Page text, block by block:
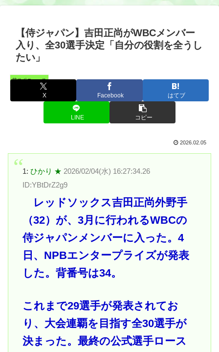
【侍ジャパン】吉田正尚がWBCメンバー
入り、全30選手決定「自分の役割を全うし
たい」
芸スポニュース
X Facebook はてブ
LINE コピー
2026.02.05
1: ひかり ★ 2026/02/04(水) 16:27:34.26
ID:YBtDrZ2g9
レッドソックス吉田正尚外野手
（32）が、3月に行われるWBCの
侍ジャパンメンバーに入った。4
日、NPBエンタープライズが発表
した。背番号は34。
これまで29選手が発表されてお
り、大会連覇を目指す全30選手が
決まった。最終の公式選手ロース